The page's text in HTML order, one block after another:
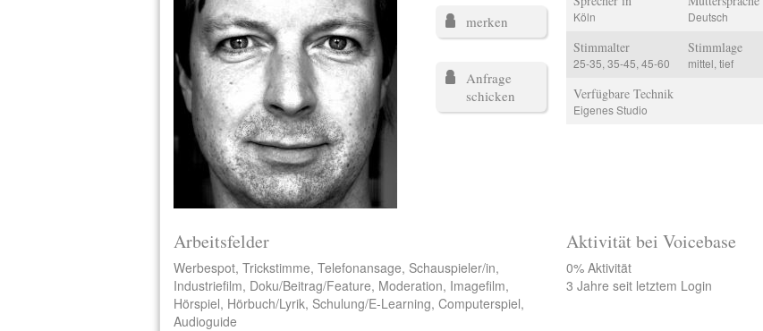
merken
Anfrage
schicken
Köln Deutsch
Stimmalter
25-35, 35-45, 45-60
Stimmlage
mittel, tief
Verfügbare Technik
Eigenes Studio
Arbeitsfelder
Werbespot, Trickstimme, Telefonansage, Schauspieler/in,
Industriefilm, Doku/Beitrag/Feature, Moderation, Imagefilm,
Hörspiel, Hörbuch/Lyrik, Schulung/E-Learning, Computerspiel,
Audioguide
Aktivität bei Voicebase
0% Aktivität
3 Jahre seit letztem Login